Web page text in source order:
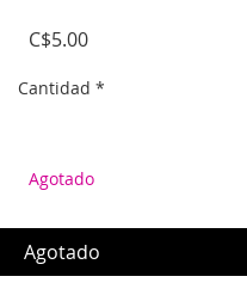
C$5.00Precio
Cantidad *
Agotado
Agotado